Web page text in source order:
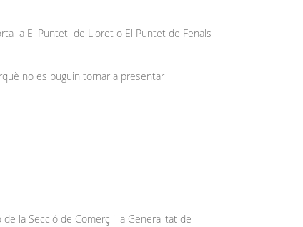
a El Puntet de Lloret o El Puntet de Fenals
no es puguin tornar a presentar
de la Secció de Comerç i la Generalitat de